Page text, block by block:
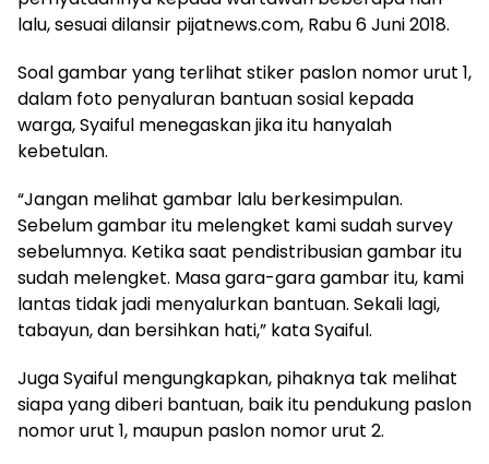
lalu, sesuai dilansir pijatnews.com, Rabu 6 Juni 2018.
Soal gambar yang terlihat stiker paslon nomor urut 1,
dalam foto penyaluran bantuan sosial kepada
warga, Syaiful menegaskan jika itu hanyalah
kebetulan.
“Jangan melihat gambar lalu berkesimpulan.
Sebelum gambar itu melengket kami sudah survey
sebelumnya. Ketika saat pendistribusian gambar itu
sudah melengket. Masa gara-gara gambar itu, kami
lantas tidak jadi menyalurkan bantuan. Sekali lagi,
tabayun, dan bersihkan hati,” kata Syaiful.
Juga Syaiful mengungkapkan, pihaknya tak melihat
siapa yang diberi bantuan, baik itu pendukung paslon
nomor urut 1, maupun paslon nomor urut 2.